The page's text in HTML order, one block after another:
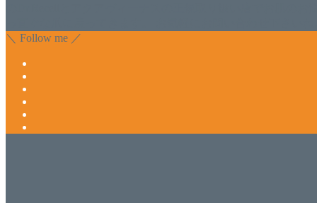
＼ Follow me ／